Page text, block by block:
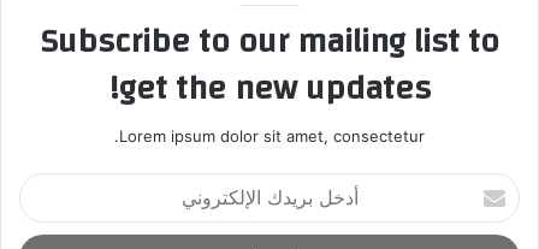
Subscribe to our mailing list to
get the new updates!
Lorem ipsum dolor sit amet, consectetur.
أ
د
خ